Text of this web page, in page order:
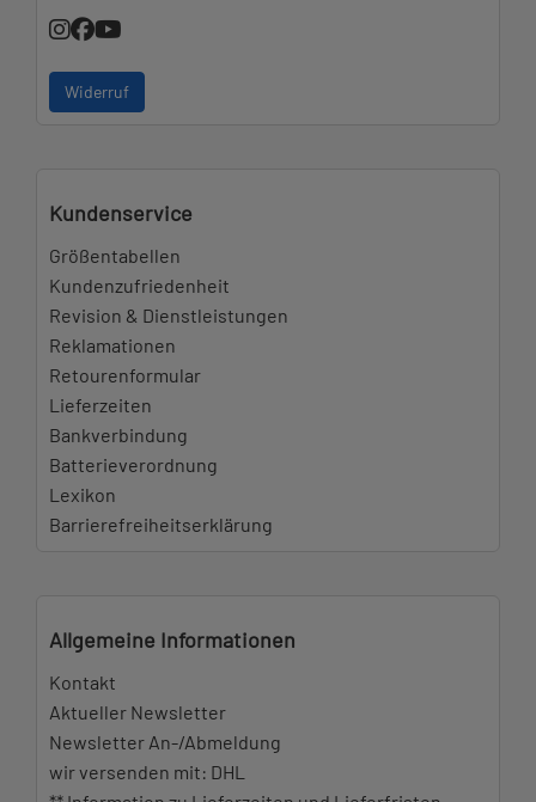
Widerruf
Kundenservice
Größentabellen
Kundenzufriedenheit
Revision & Dienstleistungen
Reklamationen
Retourenformular
Lieferzeiten
Bankverbindung
Batterieverordnung
Lexikon
Barrierefreiheitserklärung
Allgemeine Informationen
Kontakt
Aktueller Newsletter
Newsletter An-/Abmeldung
wir versenden mit: DHL